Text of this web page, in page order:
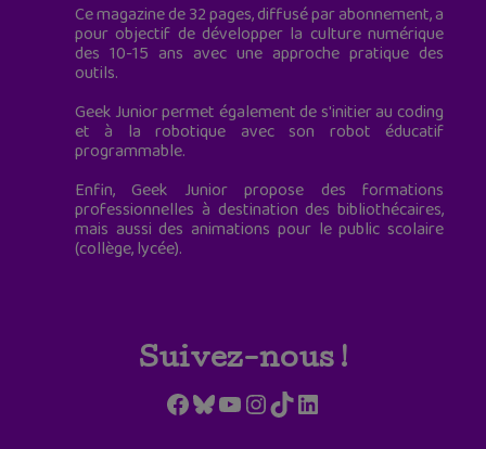
Ce magazine de 32 pages, diffusé par abonnement, a
pour objectif de développer la culture numérique
des 10-15 ans avec une approche pratique des
outils.
Geek Junior permet également de s'initier au coding
et à la robotique avec son robot éducatif
programmable.
Enfin, Geek Junior propose des formations
professionnelles à destination des bibliothécaires,
mais aussi des animations pour le public scolaire
(collège, lycée).
Suivez-nous !
Facebook
Bluesky
YouTube
Instagram
TikTokLinkedIn